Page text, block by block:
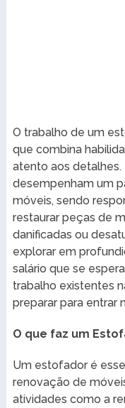
O trabalho de um
que combina
atento aos detalhes.
desempenham um
móveis, sendo
restaurar peças de
danificadas ou
explorar em
salário que se
trabalho existentes
preparar para entrar
O que faz um
Um estofador é
renovação de
atividades como a